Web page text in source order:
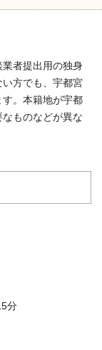
者提出用の独身
方でも、宇都宮
。本籍地が宇都
ものなどが異な
分